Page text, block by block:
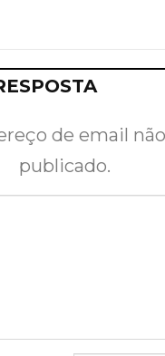
de email
publicado.